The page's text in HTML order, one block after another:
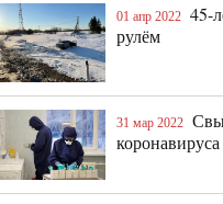
01 апр 2022 45-
рулём
31 мар 2022